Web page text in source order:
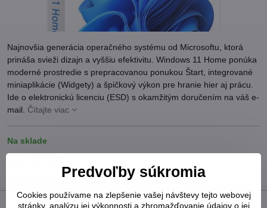
Najnovšia generácia operačného systému od Microsoftu, ktorá
prináša svieži dizajn a vyššiu efektivitu. Windows 11 Home ponúka
moderné prostredie s prepracovanou ponukou Štart, integrované
miniaplikácie (Widgety) a špičkový výkon pre hranie hier aj prácu.
Ide o elektronickú licenciu (ESD) s okamžitým doručením na váš e-
mail. Čítajte viac
Na sklade
Predvoľby súkromia
Cookies používame na zlepšenie vašej návštevy tejto webovej
stránky, analýzu jej výkonnosti a zhromažďovanie údajov o jej